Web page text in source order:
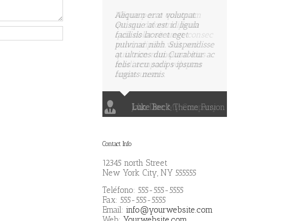
Aliquam erat volutpat.
Quisque at est id ligula
facilisis laoreet eget
pulvinar nibh. Suspendisse
at ultrices dui. Curabitur ac
felis arcu sadips ipsums
fugiats nemis.
Luke Beck,Theme Fusion
Contact Info
12345 north Street
New York City, NY 555555
Teléfono: 555-555-5555
Fax: 555-555-5555
Email: info@yourwebsite.com